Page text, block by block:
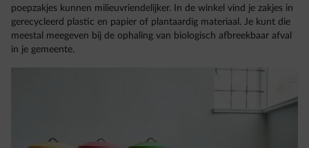
poepzakjes kunnen milieuvriendelijker. In de winkel vind je zakjes in
gerecycleerd plastic en papier of plantaardig materiaal. Je kunt die
meestal meegeven bij de ophaling van biologisch afbreekbaar afval
in je gemeente.